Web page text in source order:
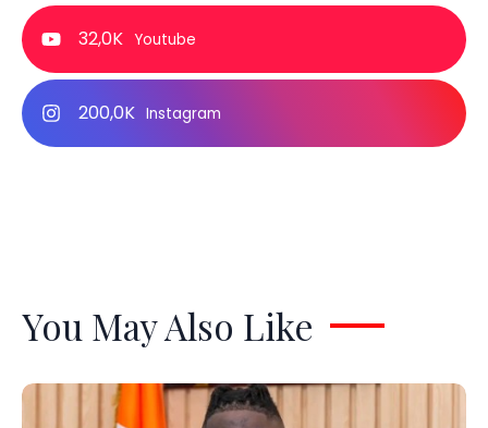
32,0K Youtube
200,0K Instagram
You May Also Like